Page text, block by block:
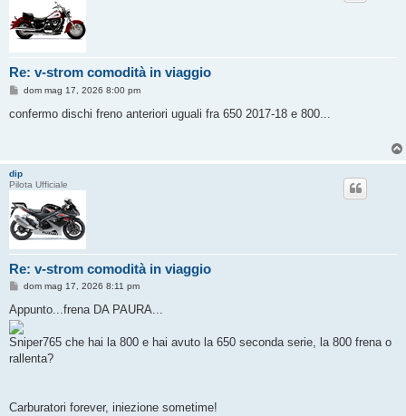
Re: v-strom comodità in viaggio
M
s
i
o
dom mag 17, 2026 8:00 pm
confermo dischi freno anteriori uguali fra 650 2017-18 e 800...
dip
Pilota Ufficiale
Re: v-strom comodità in viaggio
M
s
s
a
g
i
dom mag 17, 2026 8:11 pm
Appunto...frena DA PAURA...
Sniper765 che hai la 800 e hai avuto la 650 seconda serie, la 800 frena o
rallenta?
Carburatori forever, iniezione sometime!